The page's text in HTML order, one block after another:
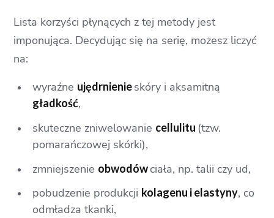
Lista korzyści płynących z tej metody jest
imponująca. Decydując się na serię, możesz liczyć
na:
wyraźne ujędrnienieskóry i aksamitną
gładkość,
skuteczne zniwelowanie cellulitu (tzw.
pomarańczowej skórki),
zmniejszenie obwodówciała, np. talii czy ud,
pobudzenie produkcji kolagenu i elastyny, co
odmładza tkanki,